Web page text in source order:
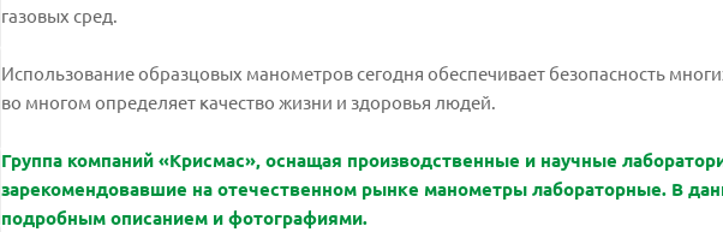
газовых сред.
Использование образцовых манометров сегодня обеспечивает безопасность
во многом определяет качество жизни и здоровья людей.
Группа компаний «Крисмас», оснащая производственные и научные
зарекомендовавшие на отечественном рынке манометры лабораторные. В
подробным описанием и фотографиями.